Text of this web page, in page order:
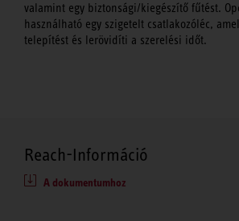
valamint egy biztonsági/kiegészítő fűtést.
használható egy szigetelt csatlakozóléc,
telepítést és lerövidíti a szerelési időt.
Reach-Információ
A dokumentumhoz